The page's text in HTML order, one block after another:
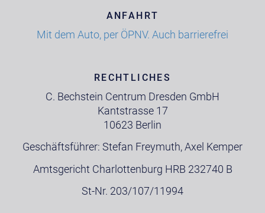
ANFAHRT
Mit dem Auto, per ÖPNV. Auch barrierefrei
RECHTLICHES
C. Bechstein Centrum Dresden GmbH
Kantstrasse 17
10623 Berlin
Geschäftsführer: Stefan Freymuth, Axel Kemper
Amtsgericht Charlottenburg HRB 232740 B
St-Nr. 203/107/11994